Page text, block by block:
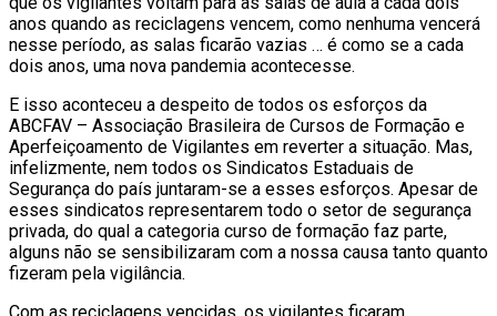
anos quando as reciclagens vencem, como nenhuma vencerá
nesse período, as salas ficarão vazias … é como se a cada
dois anos, uma nova pandemia acontecesse.
E isso aconteceu a despeito de todos os esforços da
ABCFAV – Associação Brasileira de Cursos de Formação e
Aperfeiçoamento de Vigilantes em reverter a situação. Mas,
infelizmente, nem todos os Sindicatos Estaduais de
Segurança do país juntaram-se a esses esforços. Apesar de
esses sindicatos representarem todo o setor de segurança
privada, do qual a categoria curso de formação faz parte,
alguns não se sensibilizaram com a nossa causa tanto quanto
fizeram pela vigilância.